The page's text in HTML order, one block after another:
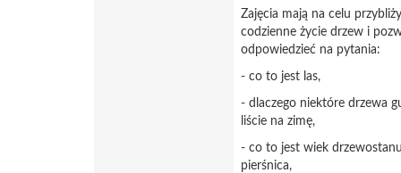
Zajęcia mają na celu
codzienne życie drzew i
odpowiedzieć na pytania:
- co to jest las,
- dlaczego niektóre drzewa
liście na zimę,
- co to jest wiek
pierśnica,